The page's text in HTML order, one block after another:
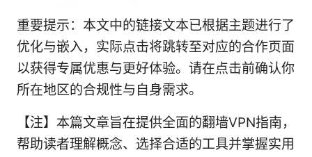
重要提示：本文中的链接文本已根据主题进行了
优化与嵌入，实际点击将跳转至对应的合作页面
以获得专属优惠与更好体验。请在点击前确认你
所在地区的合规性与自身需求。
【注】本篇文章旨在提供全面的翻墙VPN指南，
帮助读者理解概念、选择合适的工具并掌握实用